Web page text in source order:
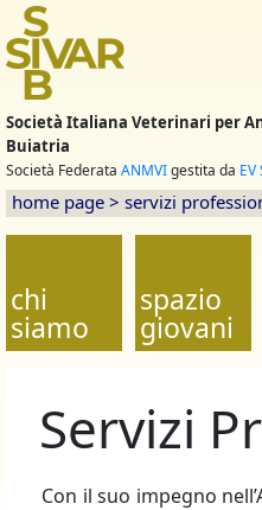
Società Italiana Veterinari per
Buiatria
Società Federata ANMVIgestita da EV
home page > servizi
chi
siamo
spazio
giovani
Servizi
Con il suo impegno